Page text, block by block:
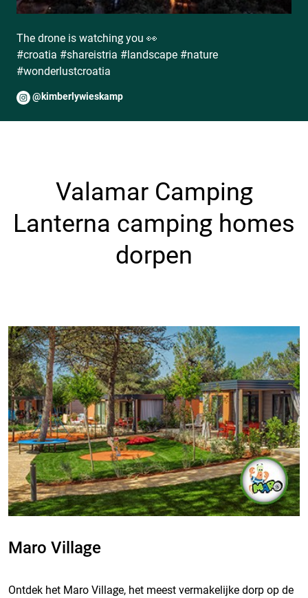
The drone is watching you 👀
#croatia #shareistria #landscape #nature
#wonderlustcroatia
@kimberlywieskamp
Valamar Camping
Lanterna camping homes
dorpen
Maro Village
Ontdek het Maro Village, het meest vermakelijke dorp op de